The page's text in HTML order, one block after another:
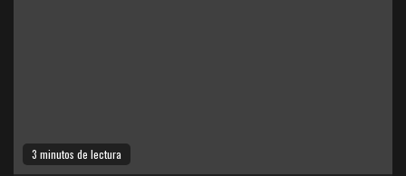
3 minutos de lectura